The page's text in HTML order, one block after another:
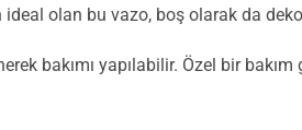
olan bu vazo, boş olarak da
bakımı yapılabilir. Özel bir